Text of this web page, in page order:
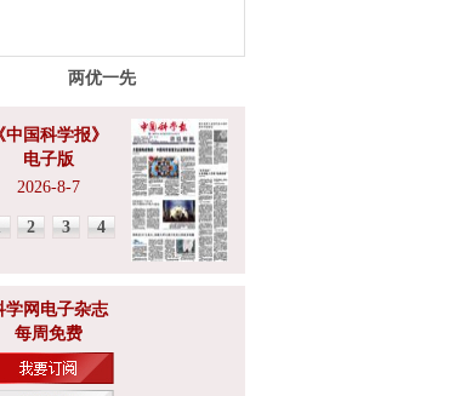
两优一先
中国科学报》
电子版
2026-8-7
2 3 4
学网电子杂志
每周免费